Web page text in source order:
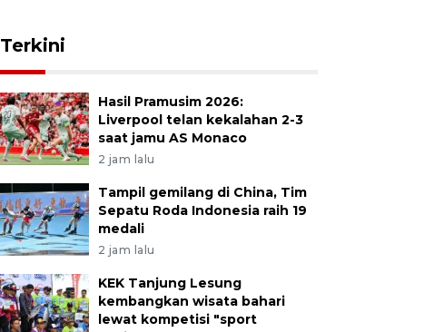
Terkini
Hasil Pramusim 2026:
Liverpool telan kekalahan 2-3
saat jamu AS Monaco
2 jam lalu
Tampil gemilang di China, Tim
Sepatu Roda Indonesia raih 19
medali
2 jam lalu
KEK Tanjung Lesung
kembangkan wisata bahari
lewat kompetisi "sport